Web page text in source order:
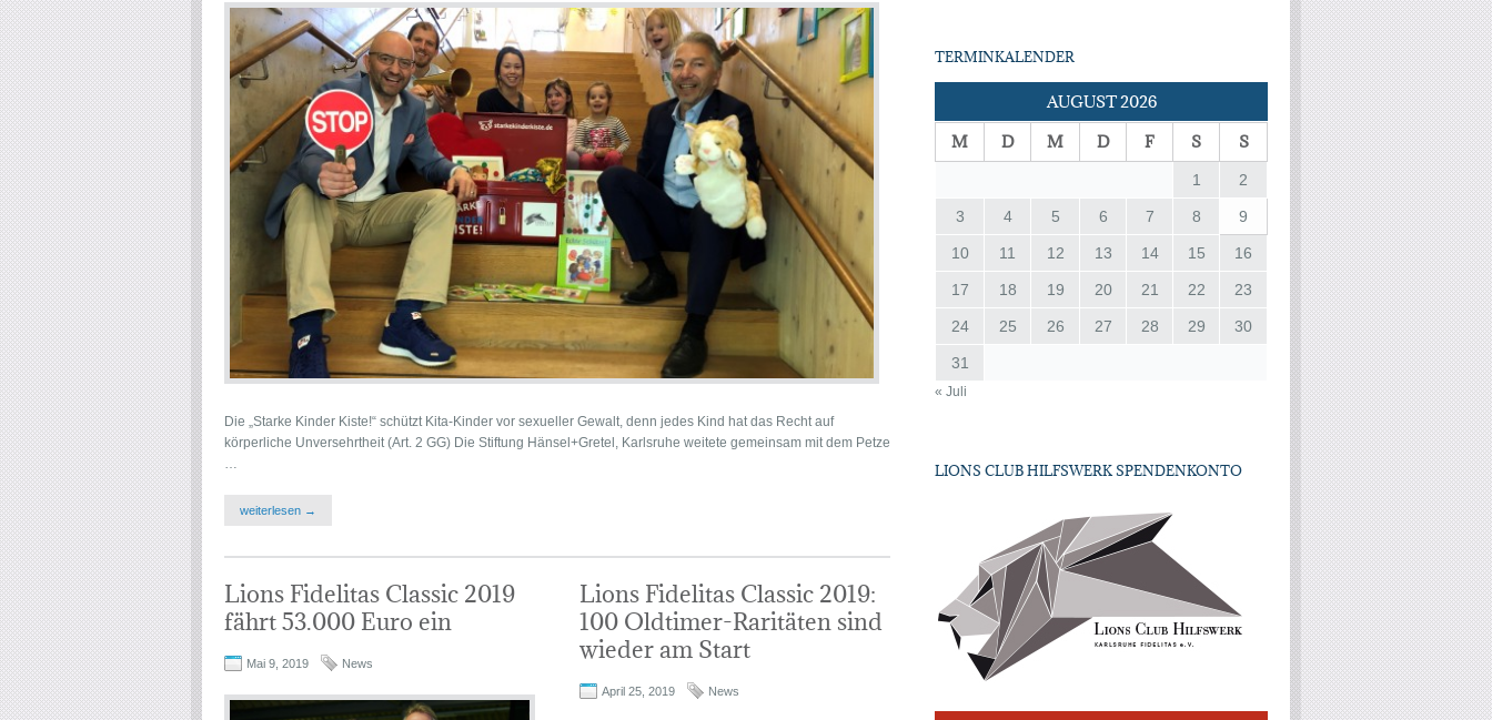
Die „Starke Kinder Kiste!“ schützt Kita-Kinder vor sexueller Gewalt, denn jedes Kind hat das Recht auf
körperliche Unversehrtheit (Art. 2 GG) Die Stiftung Hänsel+Gretel, Karlsruhe weitete gemeinsam mit dem Petze
…
weiterlesen →
Lions Fidelitas Classic 2019
fährt 53.000 Euro ein
Mai 9, 2019 News
Lions Fidelitas Classic 2019:
100 Oldtimer-Raritäten sind
wieder am Start
April 25, 2019 News
TERMINKALENDER
AUGUST 2026
M
D M D F S S
1 2
3 4 5 6 7 8 9
10 11 12 13 14 15 16
17 18 19 20 21 22 23
24 25 26 27 28 29 30
31
« Juli
LIONS CLUB HILFSWERK SPENDENKONTO